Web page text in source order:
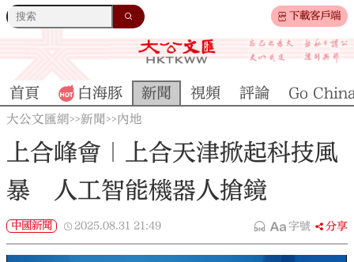
下載客戶端
首頁 白海豚 新聞 視頻 評論 Go
大公文匯網>>新聞>>內地
上合峰會｜上合天津掀起科技風
暴 人工智能機器人搶鏡
中國新聞 2025.08.31 21:49 字號 分享